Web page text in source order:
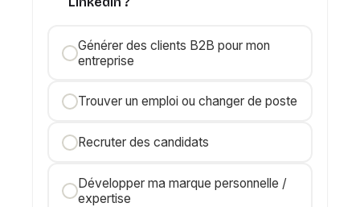
Générer des clients B2B pour mon
entreprise
Trouver un emploi ou changer de poste
Recruter des candidats
Développer ma marque personnelle /
expertise